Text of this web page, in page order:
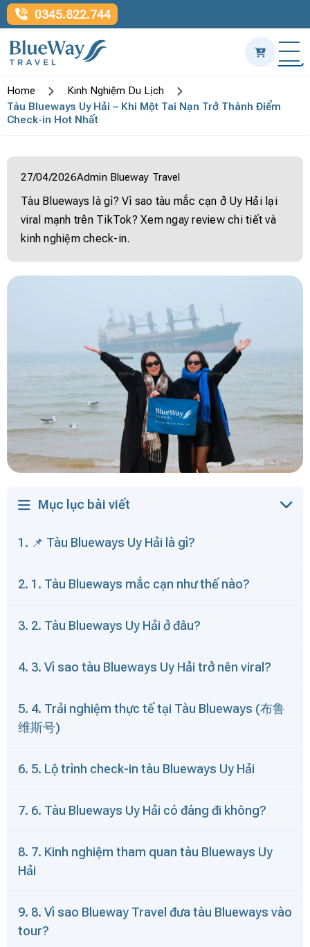
0345.822.744
Home
Kinh Nghiệm Du Lịch
Tàu Blueways Uy Hải – Khi Một Tai Nạn Trở Thành Điểm
Check-in Hot Nhất
27/04/2026Admin Blueway Travel
Tàu Blueways là gì? Vì sao tàu mắc cạn ở Uy Hải lại
viral mạnh trên TikTok? Xem ngay review chi tiết và
kinh nghiệm check-in.
Mục lục bài viết
1. 📌 Tàu Blueways Uy Hải là gì?
2. 1. Tàu Blueways mắc cạn như thế nào?
3. 2. Tàu Blueways Uy Hải ở đâu?
4. 3. Vì sao tàu Blueways Uy Hải trở nên viral?
5. 4. Trải nghiệm thực tế tại Tàu Blueways (布鲁
维斯号)
6. 5. Lộ trình check-in tàu Blueways Uy Hải
7. 6. Tàu Blueways Uy Hải có đáng đi không?
8. 7. Kinh nghiệm tham quan tàu Blueways Uy
Hải
9. 8. Vì sao Blueway Travel đưa tàu Blueways vào
tour?